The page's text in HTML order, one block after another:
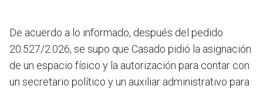
De acuerdo a lo informado, después del pedido
20.527/2.026, se supo que Casado pidió la asignación
de un espacio físico y la autorización para contar con
un secretario político y un auxiliar administrativo para